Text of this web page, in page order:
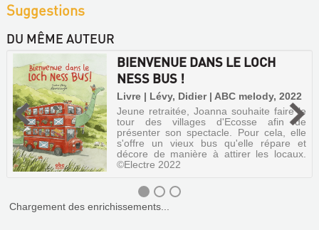
Suggestions
DU MÊME AUTEUR
BIENVENUE DANS LE LOCH
NESS BUS !
Livre | Lévy, Didier | ABC melody, 2022
Jeune retraitée, Joanna souhaite faire le
tour des villages d'Ecosse afin de
présenter son spectacle. Pour cela, elle
s'offre un vieux bus qu'elle répare et
décore de manière à attirer les locaux.
©Electre 2022
Chargement des enrichissements...